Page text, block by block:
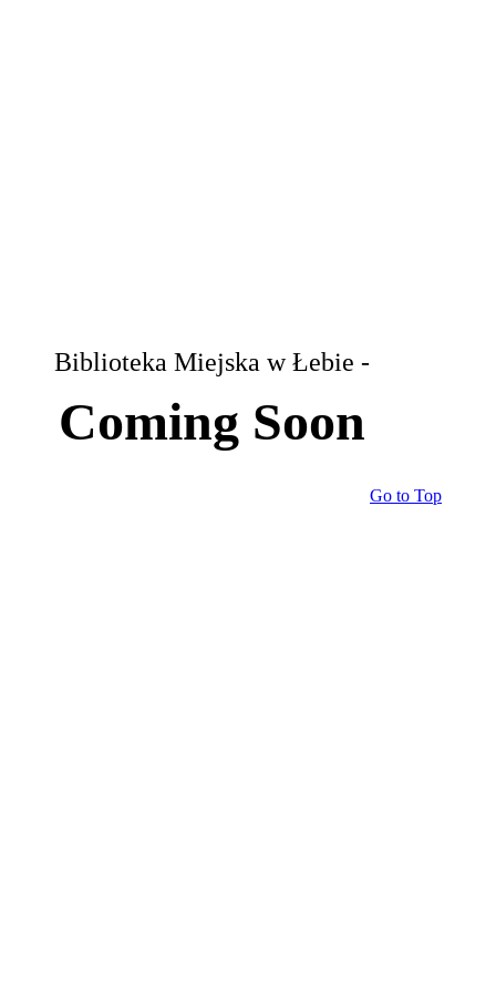
Biblioteka Miejska w Łebie -
Coming Soon
Go to Top